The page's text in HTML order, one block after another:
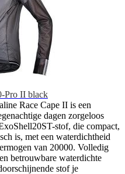
Pro II black
Race Cape II is een
dagen zorgeloos
stof, die compact,
is, met een waterdichtheid
van 20000. Volledig
betrouwbare waterdichte
stof je